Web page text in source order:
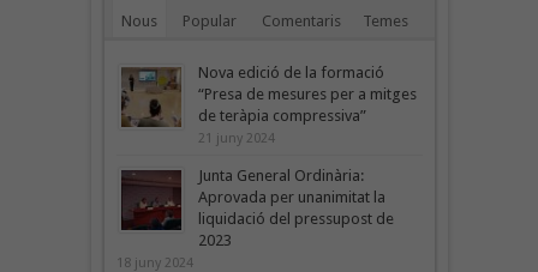
Nous Popular Comentaris Temes
Nova edició de la formació
“Presa de mesures per a mitges
de teràpia compressiva”
21 juny 2024
Junta General Ordinària:
Aprovada per unanimitat la
liquidació del pressupost de
2023
18 juny 2024